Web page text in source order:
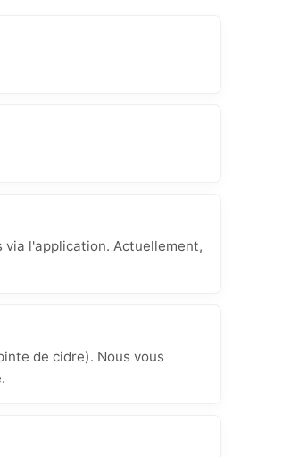
l'application. Actuellement,
de cidre). Nous vous